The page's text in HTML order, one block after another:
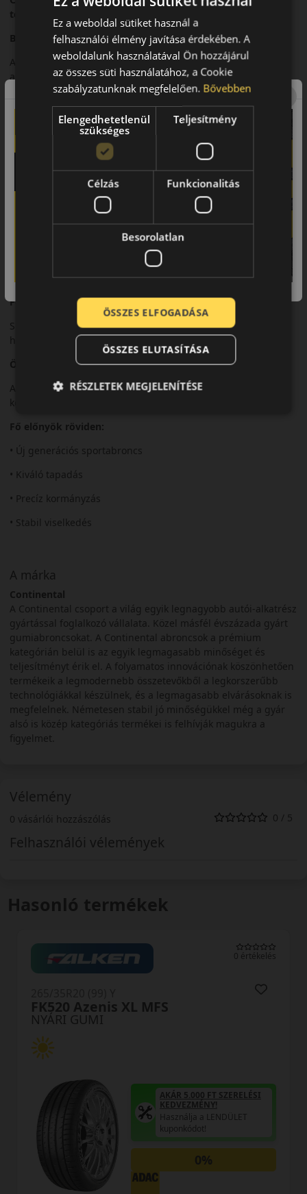
teljesítmény
Bevezető
A Continental SportContact 7 egy új generációs sportos nyári
abroncs, amely a maximális tapadást és a pontos
irányíthatóságot helyezi előtérbe.
Futófelület és tapadás
Modern futófelületi kialakítása kiváló tapadást biztosít száraz
és nedves útfelületen is.
Biztonsági jellemzők
Kiszámítható fékteljesítmény és magas szintű menetstabilitás
Sportos karaktere ellenére is kiegyensúlyozott komfortot
Felhasználási ajánlás
Sportos és nagy teljesítményű személyautókhoz, nyári
használatra.
Összegzés
A SportContact 7 a precíz és magabiztos sportos vezetéshez
készült.
Fő előnyök röviden:
• Új generációs sportabroncs
• Kiváló tapadás
• Precíz kormányzás
• Stabil viselkedés
A márka
Continental
A Continental csoport a világ egyik legnagyobb autói-alkatrész
gyártással foglalkozó vállalata. Közel másfél évszázada gyárt
gumiabroncsokat. A Continental abroncsok a prémium
kategórián belül is az egyik legmagasabb minőséget és
teljesítményt érik el. A folyamatos innovációnak köszönhetően
termékeik a legmodernebb összetevőkből a legkorszerűbb
technológiákkal készülnek, és a legmagasabb elvárásoknak is
megfelelnek. Németesen stabil jó minőségükkel még a gyár
alsó is közép kategóriás termékei is felhívják magukra a
figyelmet.
Vélemény
0 vásárlói hozzászólás 0 / 5
Felhasználói vélemények
Hasonló termékek
0 értékelés
NYÁRI GUMI
FK520 Azenis XL MFS
AKÁR 5.000 FT SZERELÉSI
KEDVEZMÉNY!
Használja a LENDÜLET
kuponkódot!
0%
Ez a weboldal sütiket használ a
felhasználói élmény javítása érdekében. A
weboldalunk használatával Ön hozzájárul
az összes süti használatához, a Cookie
szabályzatunknak megfelelően. Bővebben
Elengedhetetlenül
szükséges
Teljesítmény
Célzás Funkcionalitás
Besorolatlan
ÖSSZES ELFOGADÁSA
ÖSSZES ELUTASÍTÁSA
RÉSZLETEK MEGJELENÍTÉSE